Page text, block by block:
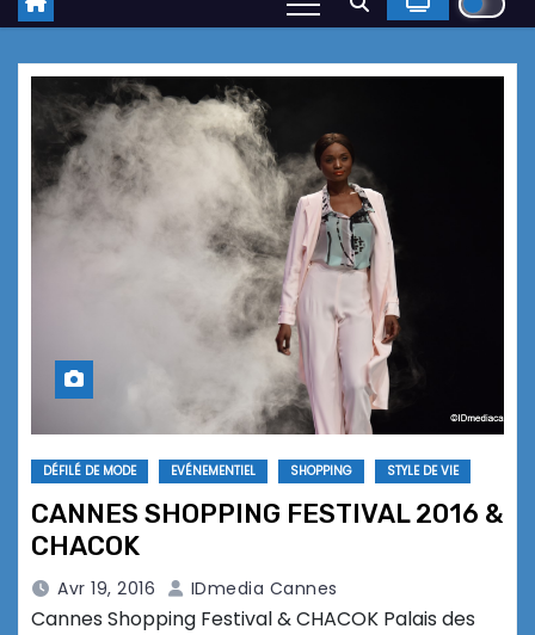
DÉFILÉ DE MODE EVÉNEMENTIEL SHOPPING STYLE DE VIE
CANNES SHOPPING FESTIVAL 2016 &
CHACOK
Avr 19, 2016 IDmedia Cannes
Cannes Shopping Festival & CHACOK Palais des